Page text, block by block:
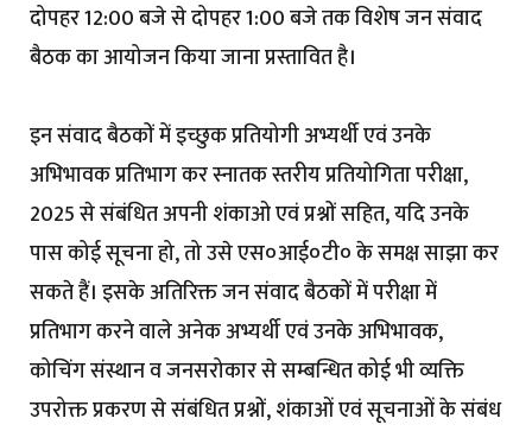
दोपहर 12:00 बजे से दोपहर 1:00 बजे तक विशेष जन संवाद
बैठक का आयोजन किया जाना प्रस्तावित है।
‎इन संवाद बैठकों में इच्छुक प्रतियोगी अभ्यर्थी एवं उनके
अभिभावक प्रतिभाग कर स्नातक स्तरीय प्रतियोगिता परीक्षा,
2025 से संबंधित अपनी शंकाओ एवं प्रश्नों सहित, यदि उनके
पास कोई सूचना हो, तो उसे एस०आई०टी० के समक्ष साझा कर
सकते हैं। इसके अतिरिक्त जन संवाद बैठकों में परीक्षा में
प्रतिभाग करने वाले अनेक अभ्यर्थी एवं उनके अभिभावक,
कोचिंग संस्थान व जनसरोकार से सम्बन्धित कोई भी व्यक्ति
उपरोक्त प्रकरण से संबंधित प्रश्नों, शंकाओं एवं सूचनाओं के संबंध